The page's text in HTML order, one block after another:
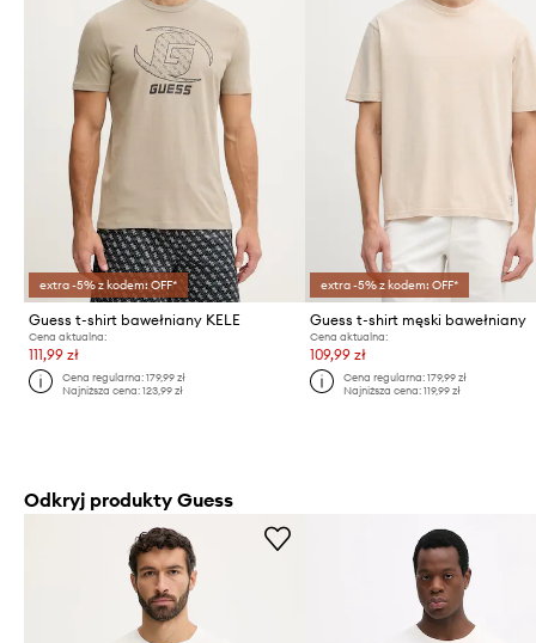
extra -5% z kodem: OFF*
Guess t-shirt bawełniany KELE
Cena aktualna:
111,99 zł
Cena regularna:179,99 zł
Najniższa cena:123,99 zł
extra -5% z kodem: OFF*
Guess t-shirt męski bawełniany
Cena aktualna:
109,99 zł
Cena regularna: 179,99 zł
Najniższa cena: 119,99 zł
Odkryj produkty Guess